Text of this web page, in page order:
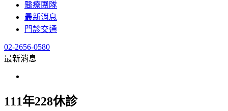
醫療團隊
最新消息
門診交通
02-2656-0580
最新消息
111年228休診